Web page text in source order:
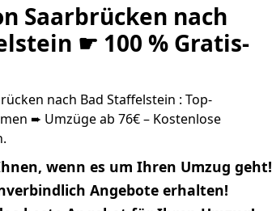
Saarbrücken nach
☛ 100 % Gratis-
nach Bad Staffelstein : Top-
➨ Umzüge ab 76€ – Kostenlose
wenn es um Ihren Umzug geht!
Angebote erhalten!